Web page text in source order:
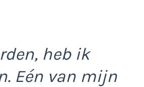
heb ik
Eén van mijn